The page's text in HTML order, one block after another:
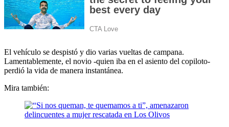
El vehículo se despistó y dio varias vueltas de campana.
Lamentablemente, el novio -quien iba en el asiento del copiloto-
perdió la vida de manera instantánea.
Mira también: